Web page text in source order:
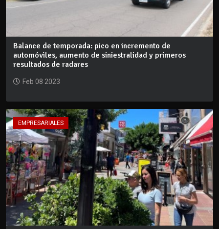
Balance de temporada: pico en incremento de
automóviles, aumento de siniestralidad y primeros
resultados de radares
Feb 08 2023
EMPRESARIALES